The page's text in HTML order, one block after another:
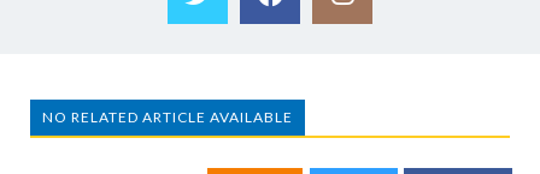
NO RELATED ARTICLE AVAILABLE